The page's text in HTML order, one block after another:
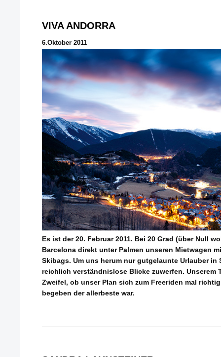
VIVA ANDORRA
6.Oktober 2011
Es ist der 20. Februar 2011. Bei 20 Grad (über Null
Barcelona direkt unter Palmen unseren Mietwagen
Skibags. Um uns herum nur gutgelaunte Urlauber in
reichlich verständnislose Blicke zuwerfen. Unserem
Zweifel, ob unser Plan sich zum Freeriden mal
begeben der allerbeste war.